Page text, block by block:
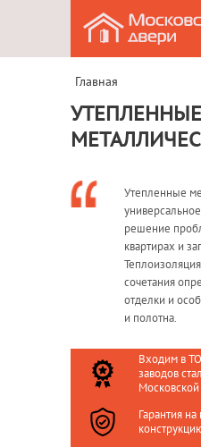
Главная
УТЕПЛЕННЫЕ
Утепленные
решение
квартирах и
сочетания
отделки и
и полотна.
Входим в
заводов
Московской
Гарантия